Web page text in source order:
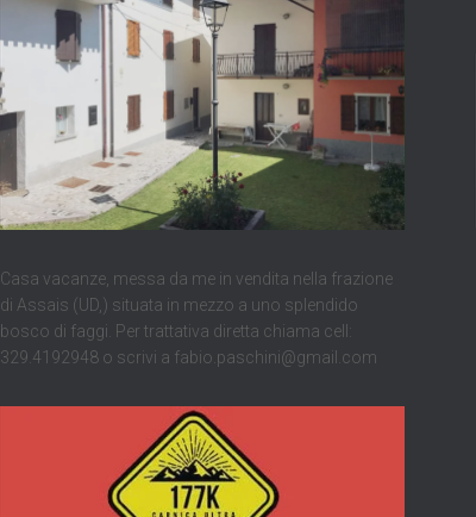
Casa vacanze, messa da me in vendita nella frazione
di Assais (UD,) situata in mezzo a uno splendido
bosco di faggi. Per trattativa diretta chiama cell:
329.4192948 o scrivi a fabio.paschini@gmail.com